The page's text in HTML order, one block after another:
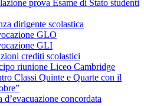
prova Esame di Stato studenti
dirigente scolastica
GLO
GLI
crediti scolastici
riunione Liceo Cambridge
Classi Quinte e Quarte con il
concordata